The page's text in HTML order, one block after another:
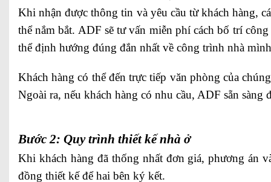
Khi nhận được thông tin và yêu cầu từ khách hàng,
thể nắm bắt. ADF sẽ tư vấn miễn phí cách bố trí
thể định hướng đúng đắn nhất về công trình nhà
Khách hàng có thể đến trực tiếp văn phòng của
Ngoài ra, nếu khách hàng có nhu cầu, ADF sẵn sàng
Bước 2: Quy trình thiết kế nhà ở
Khi khách hàng đã thống nhất đơn giá, phương án
đồng thiết kế để hai bên ký kết.